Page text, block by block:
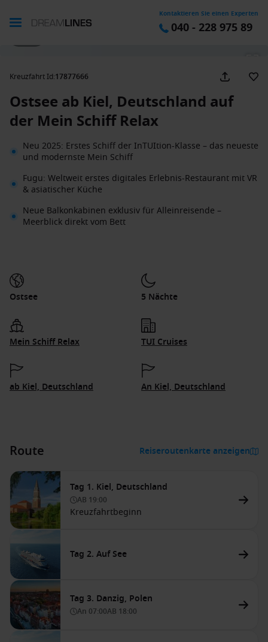
Kontaktieren Sie einen Experten
040 - 228 975 89
Kreuzfahrt Id:17877666
Ostsee ab Kiel, Deutschland auf
der Mein Schiff Relax
Neu 2025: Erstes Schiff der InTUItion-Klasse – das neueste
und modernste Mein Schiff
Fugu: Weltweit erstes digitales Erlebnis-Restaurant mit VR
& asiatischer Küche
Neue Balkonkabinen exklusiv für Alleinreisende –
Meerblick direkt vom Bett
Ostsee 5 Nächte
Mein Schiff Relax TUI Cruises
ab Kiel, Deutschland An Kiel, Deutschland
Route Reiseroutenkarte anzeigen
Tag 1. Kiel, Deutschland
AB 19:00
Kreuzfahrtbeginn
Tag 2. Auf See
Tag 3. Danzig, Polen
An 07:00AB 18:00